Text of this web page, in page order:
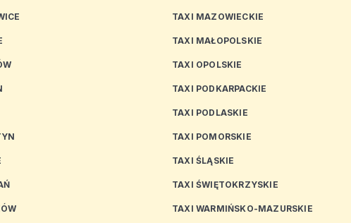
TAXI MAZOWIECKIE
TAXI MAŁOPOLSKIE
TAXI OPOLSKIE
TAXI PODKARPACKIE
TAXI PODLASKIE
TAXI POMORSKIE
TAXI ŚLĄSKIE
TAXI ŚWIĘTOKRZYSKIE
TAXI WARMIŃSKO-MAZURSKIE